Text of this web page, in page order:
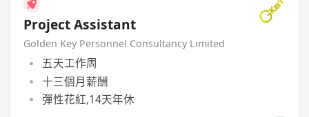
Project Assistant
Golden Key Personnel Consultancy Limited
五天工作周
十三個月薪酬
彈性花紅,14天年休